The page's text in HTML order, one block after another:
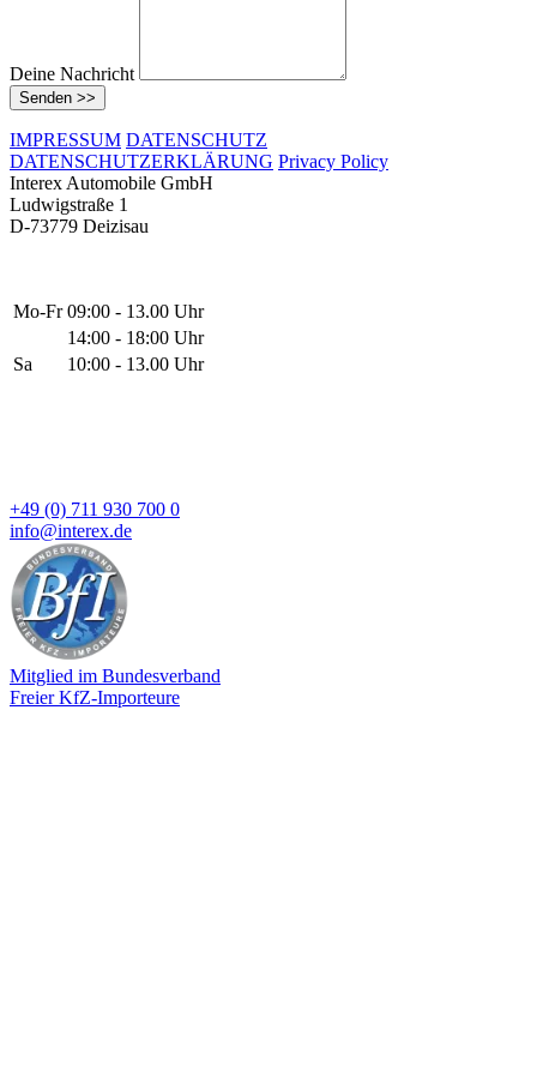
Deine Nachricht
Senden >>
IMPRESSUM DATENSCHUTZ
DATENSCHUTZERKLÄRUNG Privacy Policy
Interex Automobile GmbH
Ludwigstraße 1
D-73779 Deizisau
Mo-Fr 09:00 - 13.00 Uhr
14:00 - 18:00 Uhr
Sa
10:00 - 13.00 Uhr
+49 (0) 711 930 700 0
info@interex.de
Mitglied im Bundesverband
Freier KfZ-Importeure